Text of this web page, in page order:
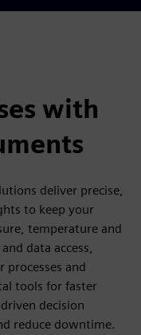
with
deliver precise,
to keep your
temperature and
data access,
processes and
tools for faster
decision
reduce downtime.